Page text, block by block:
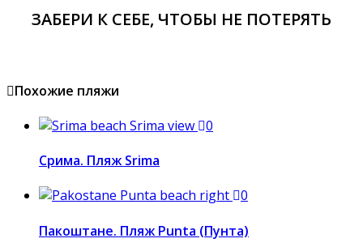
ЗАБЕРИ К СЕБЕ, ЧТОБЫ НЕ ПОТЕРЯТЬ
Похожие пляжи
0
Срима. Пляж Srima
0
Пакоштане. Пляж Punta (Пунта)